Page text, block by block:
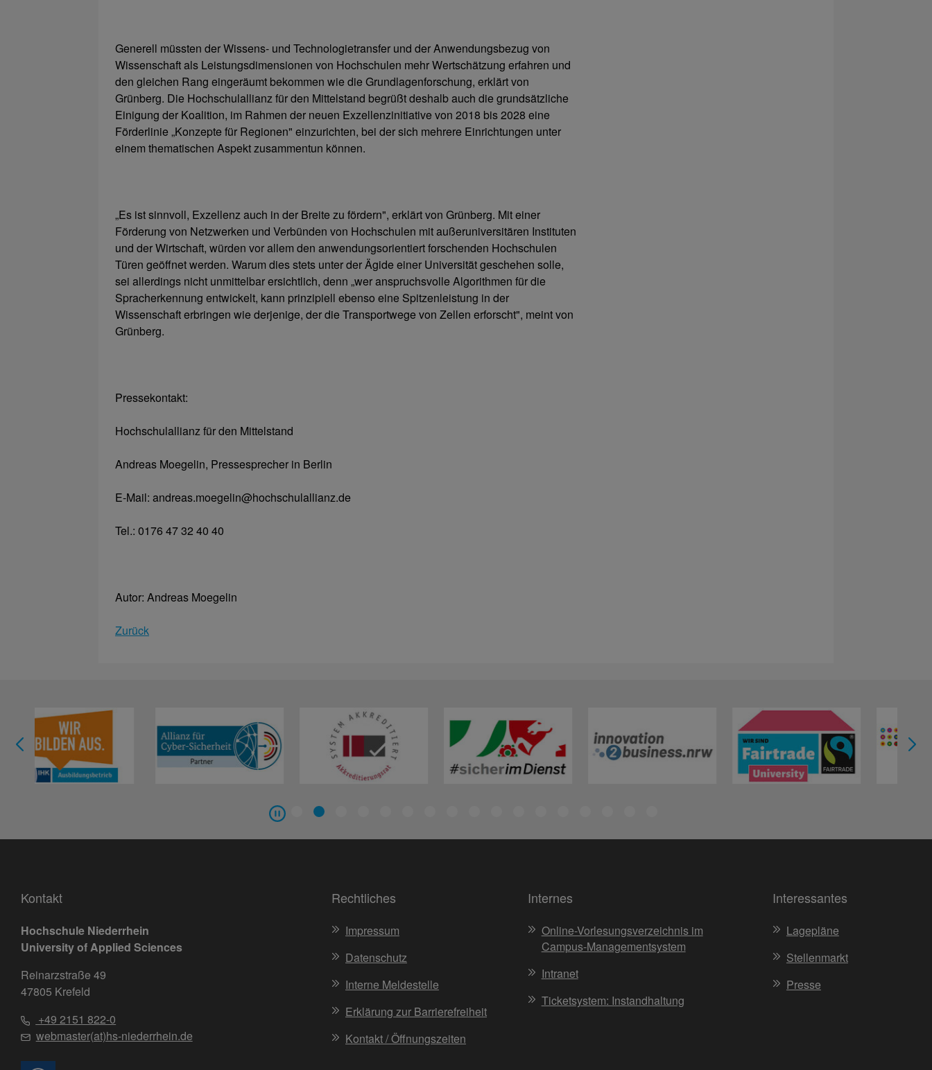
Generell müssten der Wissens- und Technologietransfer und der Anwendungsbezug von
Wissenschaft als Leistungsdimensionen von Hochschulen mehr Wertschätzung erfahren und
den gleichen Rang eingeräumt bekommen wie die Grundlagenforschung, erklärt von
Grünberg. Die Hochschulallianz für den Mittelstand begrüßt deshalb auch die grundsätzliche
Einigung der Koalition, im Rahmen der neuen Exzellenzinitiative von 2018 bis 2028 eine
Förderlinie „Konzepte für Regionen" einzurichten, bei der sich mehrere Einrichtungen unter
einem thematischen Aspekt zusammentun können.
„Es ist sinnvoll, Exzellenz auch in der Breite zu fördern", erklärt von Grünberg. Mit einer
Förderung von Netzwerken und Verbünden von Hochschulen mit außeruniversitären Instituten
und der Wirtschaft, würden vor allem den anwendungsorientiert forschenden Hochschulen
Türen geöffnet werden. Warum dies stets unter der Ägide einer Universität geschehen solle,
sei allerdings nicht unmittelbar ersichtlich, denn „wer anspruchsvolle Algorithmen für die
Spracherkennung entwickelt, kann prinzipiell ebenso eine Spitzenleistung in der
Wissenschaft erbringen wie derjenige, der die Transportwege von Zellen erforscht", meint von
Grünberg.
Pressekontakt:
Hochschulallianz für den Mittelstand
Andreas Moegelin, Pressesprecher in Berlin
E-Mail: andreas.moegelin@hochschulallianz.de
Tel.: 0176 47 32 40 40
Autor: Andreas Moegelin
Zurück
Kontakt
Hochschule Niederrhein
University of Applied Sciences
Reinarzstraße 49
47805 Krefeld
+49 2151 822-0
webmaster(at)hs-niederrhein.de
Rechtliches
Impressum
Datenschutz
Interne Meldestelle
Erklärung zur Barrierefreiheit
Kontakt / Öffnungszeiten
Internes
Online-Vorlesungsverzeichnis im
Campus-Managementsystem
Intranet
Ticketsystem: Instandhaltung
Interessantes
Lagepläne
Stellenmarkt
Presse